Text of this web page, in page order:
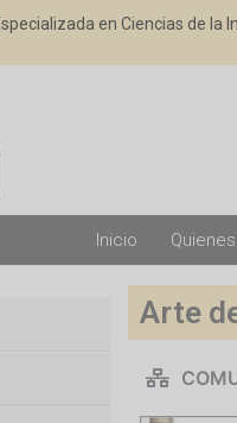
en Ciencias de la
Inicio
Arte